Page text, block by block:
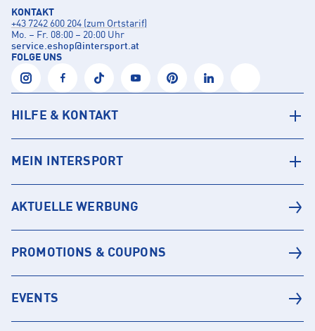
KONTAKT
+43 7242 600 204 (zum Ortstarif)
Mo. – Fr. 08:00 – 20:00 Uhr
service.eshop@intersport.at
FOLGE UNS
HILFE & KONTAKT
MEIN INTERSPORT
AKTUELLE WERBUNG
PROMOTIONS & COUPONS
EVENTS